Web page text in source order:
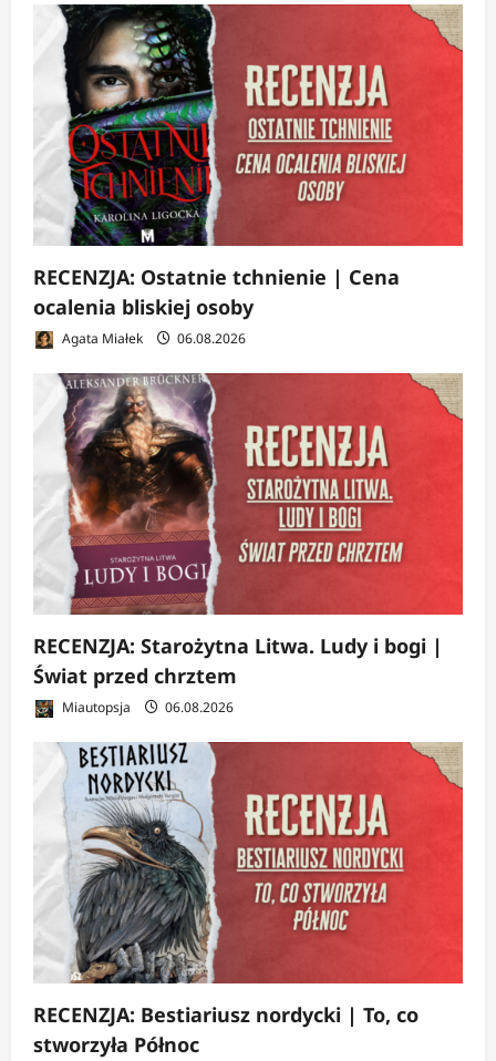
RECENZJA: Ostatnie tchnienie | Cena
ocalenia bliskiej osoby
Agata Miałek 06.08.2026
RECENZJA: Starożytna Litwa. Ludy i bogi |
Świat przed chrztem
Miautopsja 06.08.2026
RECENZJA: Bestiariusz nordycki | To, co
stworzyła Północ